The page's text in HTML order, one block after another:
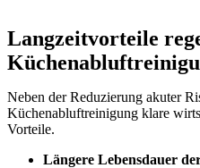
Langzeitvorteile
Neben der Reduzierung akuter
Küchenabluftreinigung klare
Vorteile.
Längere Lebensdauer